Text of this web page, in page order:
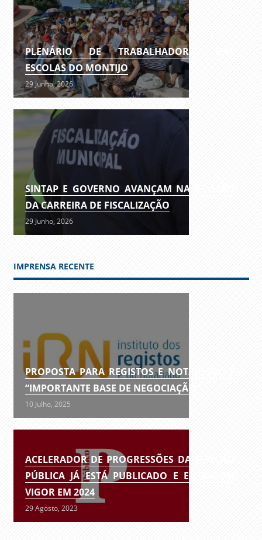
PLENÁRIO DE TRABALHADORES DAS
ESCOLAS DO MONTIJO
29 Junho, 2026
SINTAP E GOVERNO AVANÇAM NA REVISÃO
DA CARREIRA DE FISCALIZAÇÃO
29 Junho, 2026
IMPRENSA RECENTE
PROPOSTA PARA REGISTOS E NOTARIADO É
“IMPORTANTE BASE DE NEGOCIAÇÃO”
10 Julho, 2025
ACELERADOR DE PROGRESSÕES DA FUNÇÃO
PÚBLICA JÁ ESTÁ PUBLICADO E ENTRA EM
VIGOR EM 2024
29 Agosto, 2023